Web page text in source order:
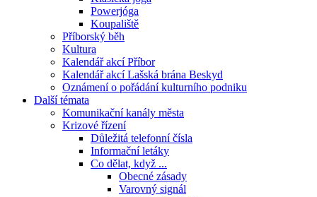
Powerjóga
Koupaliště
Příborský běh
Kultura
Kalendář akcí Příbor
Kalendář akcí Lašská brána Beskyd
Oznámení o pořádání kulturního podniku
Další témata
Komunikační kanály města
Krizové řízení
Důležitá telefonní čísla
Informační letáky
Co dělat, když ...
Obecné zásady
Varovný signál